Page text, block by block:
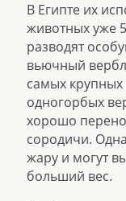
В Египте их
животных уже
разводят
вьючный
самых
одногорбых
хорошо
сородичи.
жару и могут
больший вес.